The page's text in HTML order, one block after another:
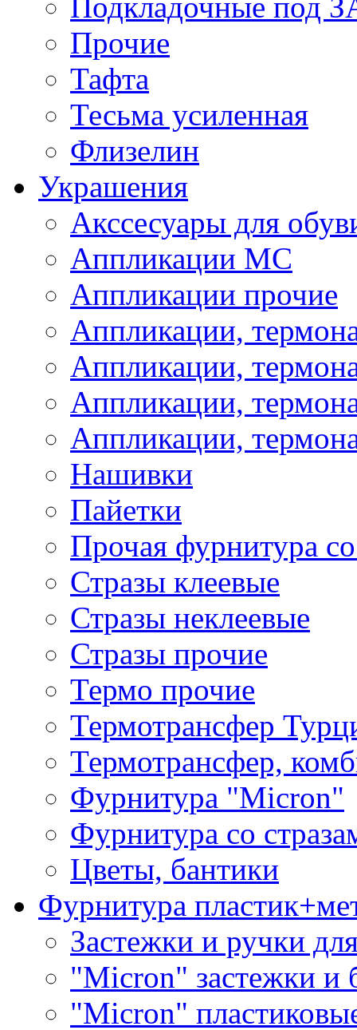
Прочие
Тафта
Тесьма усиленная
Флизелин
Украшения
Акссесуары для
Аппликации МС
Аппликации прочие
Аппликации,
Аппликации,
Аппликации,
Аппликации,
Нашивки
Пайетки
Прочая фурнитура
Стразы клеевые
Стразы неклеевые
Стразы прочие
Термо прочие
Термотрансфер
Термотрансфер,
Фурнитура "Micron"
Фурнитура со
Цветы, бантики
Фурнитура
Застежки и ручки
"Micron" застежки и
"Micron"